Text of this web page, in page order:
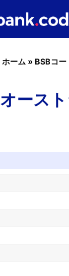
ホーム » BSBコー
オース